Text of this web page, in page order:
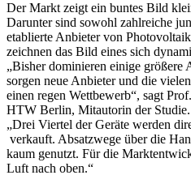
Der Markt zeigt ein buntes Bild
Darunter sind sowohl zahlreiche
etablierte Anbieter von
zeichnen das Bild eines sich
„Bisher dominieren einige
sorgen neue Anbieter und die
einen regen Wettbewerb“, sagt
HTW Berlin, Mitautorin der Studie.
„Drei Viertel der Geräte werden
verkauft. Absatzwege über die
kaum genutzt. Für die
Luft nach oben.“